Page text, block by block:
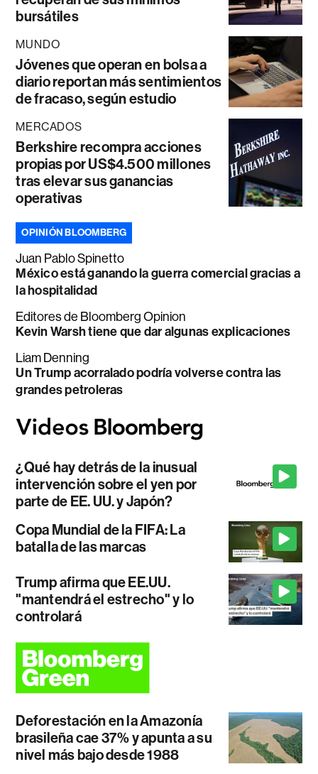
bursátiles
MUNDO
Jóvenes que operan en bolsa a
diario reportan más sentimientos
de fracaso, según estudio
MERCADOS
Berkshire recompra acciones
propias por US$4.500 millones
tras elevar sus ganancias
operativas
OPINIÓN BLOOMBERG
Juan Pablo Spinetto
México está ganando la guerra comercial gracias a
la hospitalidad
Editores de Bloomberg Opinion
Kevin Warsh tiene que dar algunas explicaciones
Liam Denning
Un Trump acorralado podría volverse contra las
grandes petroleras
¿Qué hay detrás de la inusual
intervención sobre el yen por
parte de EE. UU. y Japón?
Copa Mundial de la FIFA: La
batalla de las marcas
Trump afirma que EE.UU.
"mantendrá el estrecho" y lo
controlará
Deforestación en la Amazonía
brasileña cae 37% y apunta a su
nivel más bajo desde 1988